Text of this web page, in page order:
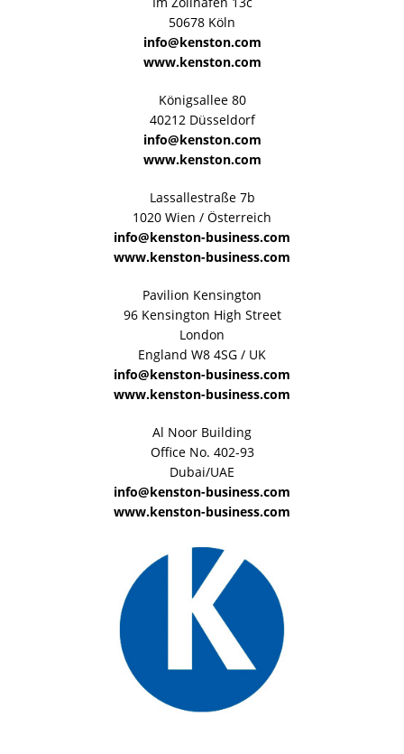
50678 Köln
info@kenston.com
www.kenston.com
Königsallee 80
40212 Düsseldorf
info@kenston.com
www.kenston.com
Lassallestraße 7b
1020 Wien / Österreich
info@kenston-business.com
www.kenston-business.com
Pavilion Kensington
96 Kensington High Street
London
England W8 4SG / UK
info@kenston-business.com
www.kenston-business.com
Al Noor Building
Office No. 402-93
Dubai/UAE
info@kenston-business.com
www.kenston-business.com